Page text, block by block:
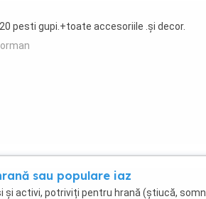
pesti gupi.+toate accesoriile .și decor.
sau populare iaz
și activi, potriviți pentru hrană (știucă, somn